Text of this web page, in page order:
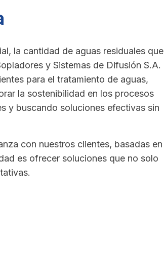
la cantidad de aguas residuales que
y Sistemas de Difusión S.A.
para el tratamiento de aguas,
la sostenibilidad en los procesos
y buscando soluciones efectivas sin
con nuestros clientes, basadas en
es ofrecer soluciones que no solo